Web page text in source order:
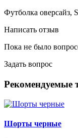
Футболка оверсайз,
Написать отзыв
Пока не было
Задать вопрос
Рекомендуемые
Шорты черные